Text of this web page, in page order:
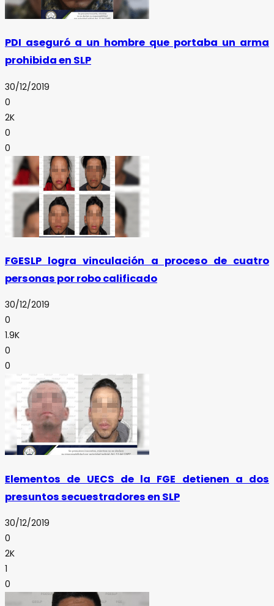
PDI aseguró a un hombre que portaba un arma
prohibida en SLP
30/12/2019
0
2K
0
0
FGESLP logra vinculación a proceso de cuatro
personas por robo calificado
30/12/2019
0
1.9K
0
0
Elementos de UECS de la FGE detienen a dos
presuntos secuestradores en SLP
30/12/2019
0
2K
1
0